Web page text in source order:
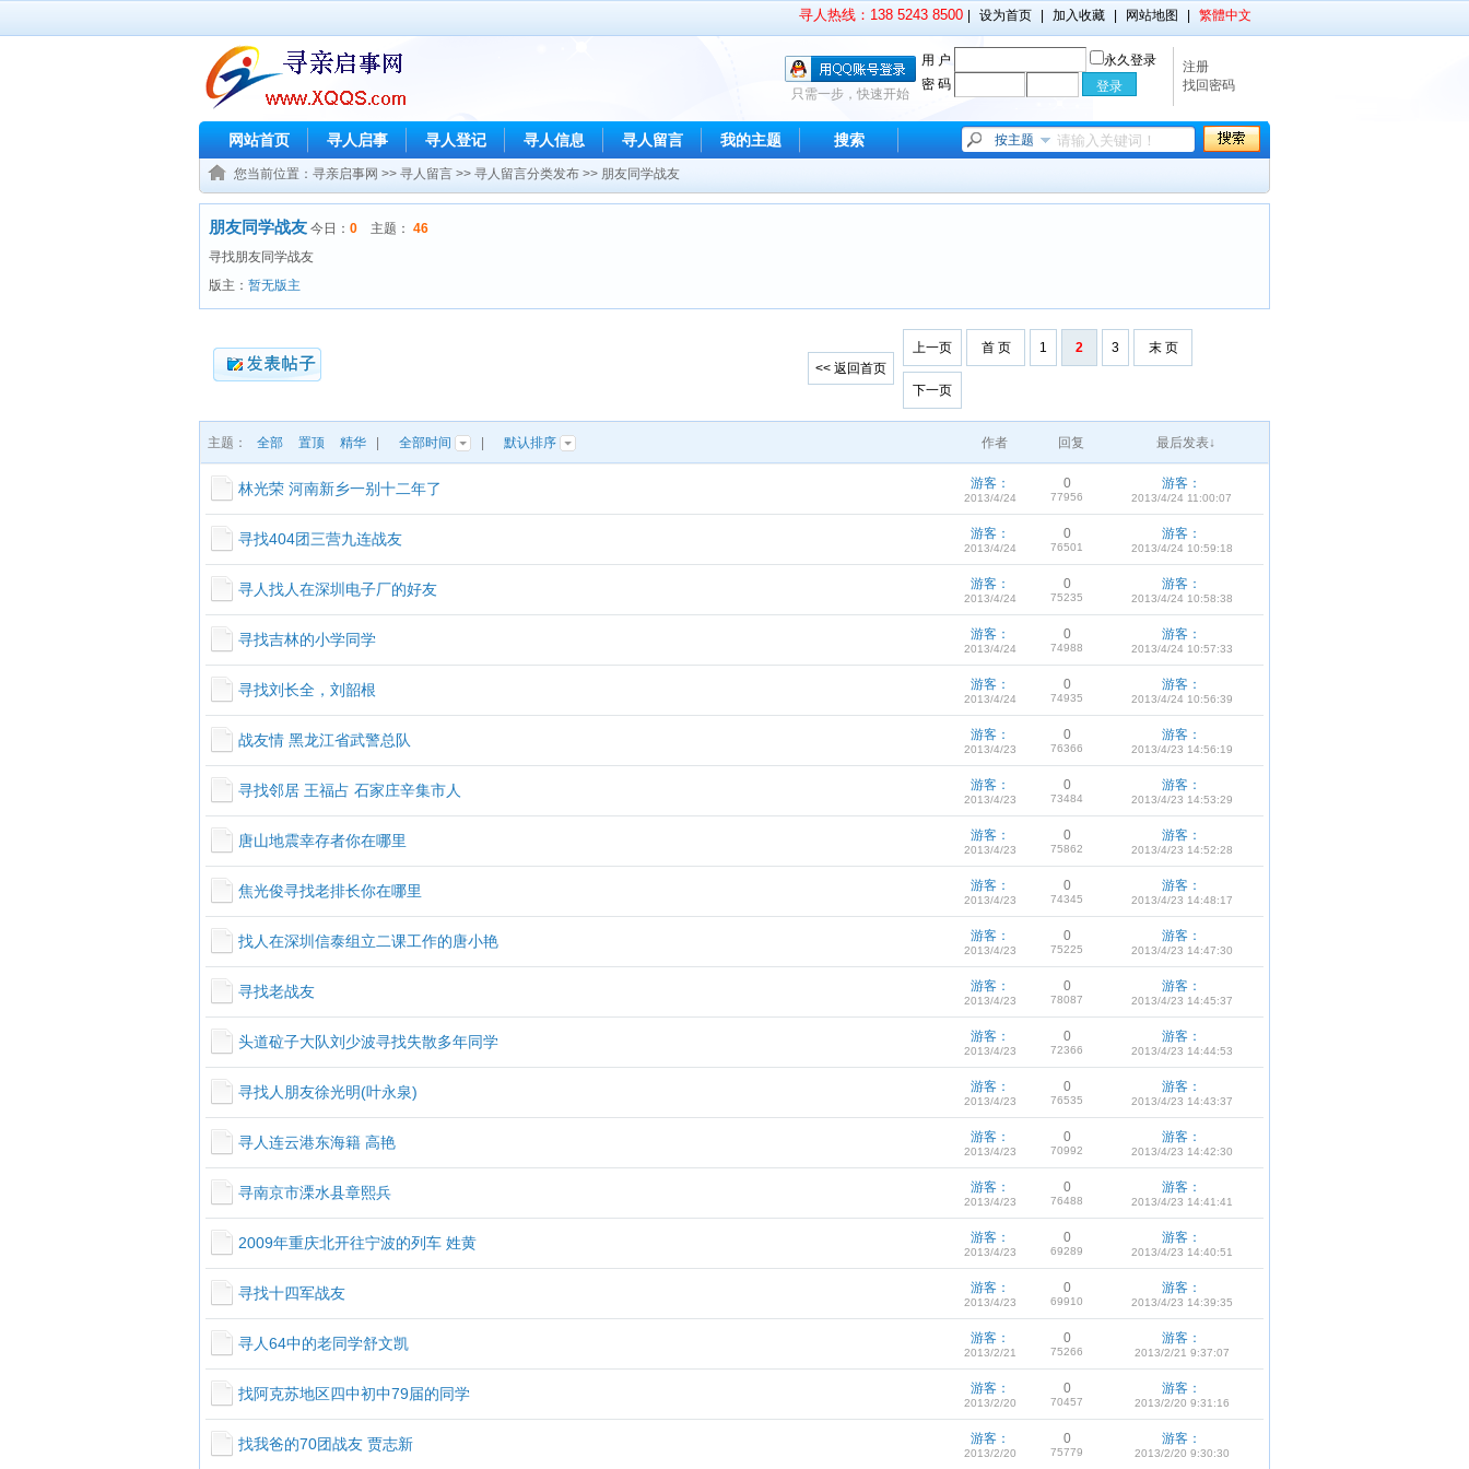
寻人热线：138 5243 8500 设为首页 加入收藏 网站地图 繁體中文
只需一步，快速开始
注册
找回密码
用 户
永久登录
密 码
网站首页 寻人启事 寻人登记 寻人信息 寻人留言 我的主题 搜索 按主题
您当前位置： 寻亲启事网 >> 寻人留言 >> 寻人留言分类发布 >> 朋友同学战友
朋友同学战友 今日： 0 主题： 46
寻找朋友同学战友
版主： 暂无版主
<< 返回首页
上一页 首 页 1 2 3 末 页
下一页
主题： 全部 置顶 精华 全部时间 默认排序 作者 回复 最后发表↓
林光荣 河南新乡一别十二年了 游客：
2013/4/24
0
77956
游客：
2013/4/24 11:00:07
寻找404团三营九连战友 游客：
2013/4/24
0
76501
游客：
2013/4/24 10:59:18
寻人找人在深圳电子厂的好友 游客：
2013/4/24
0
75235
游客：
2013/4/24 10:58:38
寻找吉林的小学同学 游客：
2013/4/24
0
74988
游客：
2013/4/24 10:57:33
寻找刘长全，刘韶根 游客：
2013/4/24
0
74935
游客：
2013/4/24 10:56:39
战友情 黑龙江省武警总队 游客：
2013/4/23
0
76366
游客：
2013/4/23 14:56:19
寻找邻居 王福占 石家庄辛集市人 游客：
2013/4/23
0
73484
游客：
2013/4/23 14:53:29
唐山地震幸存者你在哪里 游客：
2013/4/23
0
75862
游客：
2013/4/23 14:52:28
焦光俊寻找老排长你在哪里 游客：
2013/4/23
0
74345
游客：
2013/4/23 14:48:17
找人在深圳信泰组立二课工作的唐小艳 游客：
2013/4/23
0
75225
游客：
2013/4/23 14:47:30
寻找老战友 游客：
2013/4/23
0
78087
游客：
2013/4/23 14:45:37
头道砬子大队刘少波寻找失散多年同学 游客：
2013/4/23
0
72366
游客：
2013/4/23 14:44:53
寻找人朋友徐光明(叶永泉) 游客：
2013/4/23
0
76535
游客：
2013/4/23 14:43:37
寻人连云港东海籍 高艳 游客：
2013/4/23
0
70992
游客：
2013/4/23 14:42:30
寻南京市溧水县章熙兵 游客：
2013/4/23
0
76488
游客：
2013/4/23 14:41:41
2009年重庆北开往宁波的列车 姓黄 游客：
2013/4/23
0
69289
游客：
2013/4/23 14:40:51
寻找十四军战友 游客：
2013/4/23
0
69910
游客：
2013/4/23 14:39:35
寻人64中的老同学舒文凯 游客：
2013/2/21
0
75266
游客：
2013/2/21 9:37:07
找阿克苏地区四中初中79届的同学 游客：
2013/2/20
0
70457
游客：
2013/2/20 9:31:16
找我爸的70团战友 贾志新 游客：
2013/2/20
0
75779
游客：
2013/2/20 9:30:30